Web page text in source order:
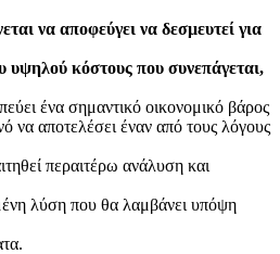
να αποφεύγει να δεσμευτεί για
κόστους που συνεπάγεται,
ένα σημαντικό οικονομικό βάρος
να αποτελέσει έναν από τους λόγους
περαιτέρω ανάλυση και
λύση που θα λαμβάνει υπόψη